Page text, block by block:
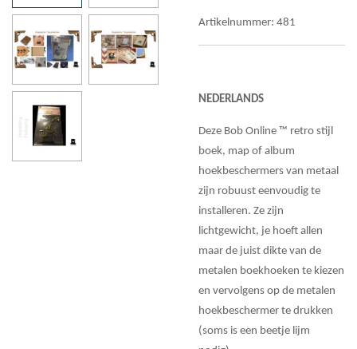
Artikelnummer: 481
NEDERLANDS
Deze Bob Online ™ retro stijl
boek, map of album
hoekbeschermers van metaal
zijn robuust eenvoudig te
installeren. Ze zijn
lichtgewicht, je hoeft allen
maar de juist dikte van de
metalen boekhoeken te kiezen
en vervolgens op de metalen
hoekbeschermer te drukken
(soms is een beetje lijm